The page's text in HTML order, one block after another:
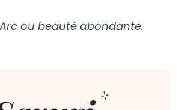
Arc ou beauté abondante.